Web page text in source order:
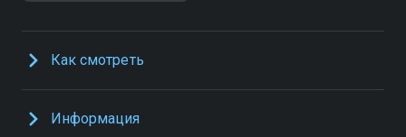
Как смотреть
Информация